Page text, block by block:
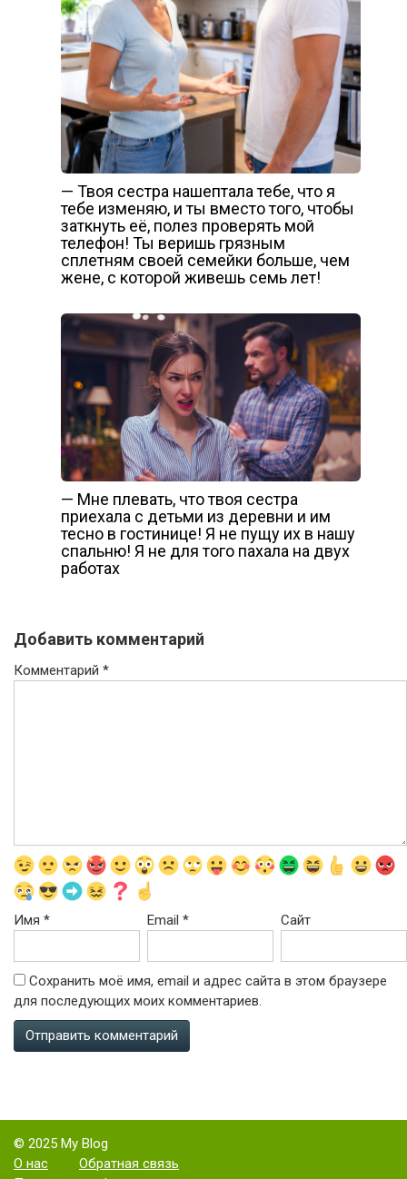
— Твоя сестра нашептала тебе, что я
тебе изменяю, и ты вместо того, чтобы
заткнуть её, полез проверять мой
телефон! Ты веришь грязным
сплетням своей семейки больше, чем
жене, с которой живешь семь лет!
— Мне плевать, что твоя сестра
приехала с детьми из деревни и им
тесно в гостинице! Я не пущу их в нашу
спальню! Я не для того пахала на двух
работах
Добавить комментарий
Комментарий *
Имя * Email* Сайт
Сохранить моё имя, email и адрес сайта в этом браузере
для последующих моих комментариев.
© 2025 My Blog
О нас
Обратная связь